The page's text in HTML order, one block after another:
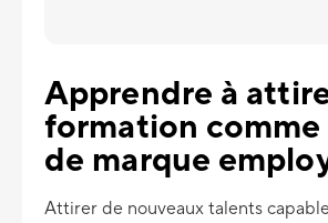
Apprendre à
formation
de marque
Attirer de nouveaux talents